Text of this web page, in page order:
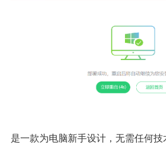
是一款为电脑新手设计，无需任何